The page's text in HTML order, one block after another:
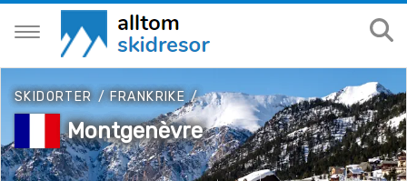
SKIDORTER /FRANKRIKE /
Montgenèvre